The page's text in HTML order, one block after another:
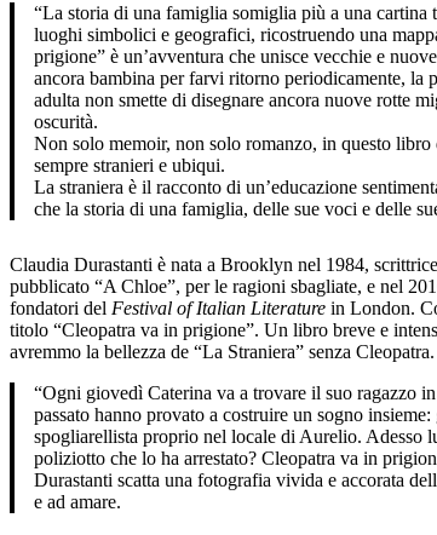
“La storia di una famiglia somiglia più a una cartina
luoghi simbolici e geografici, ricostruendo una
prigione” è un’avventura che unisce vecchie e
ancora bambina per farvi ritorno periodicamente, la
adulta non smette di disegnare ancora nuove rotte
oscurità.
Non solo memoir, non solo romanzo, in questo
sempre stranieri e ubiqui.
La straniera è il racconto di un’educazione
che la storia di una famiglia, delle sue voci e delle
Claudia Durastanti è nata a Brooklyn nel 1984,
pubblicato “A Chloe”, per le ragioni sbagliate, e nel
fondatori del Festival of Italian Literature in London.
titolo “Cleopatra va in prigione”. Un libro breve e
avremmo la bellezza de “La Straniera” senza Cleopatra.
“Ogni giovedì Caterina va a trovare il suo ragazzo
passato hanno provato a costruire un sogno
spogliarellista proprio nel locale di Aurelio. Adesso
poliziotto che lo ha arrestato? Cleopatra va in
Durastanti scatta una fotografia vivida e accorata
e ad amare.